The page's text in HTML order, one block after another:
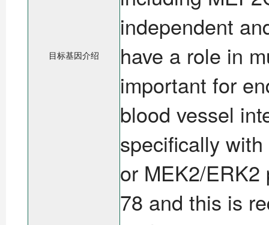
目标基因介绍
independent
have a role in
important for
blood vessel
specifically
or MEK2/ERK2
78 and this is